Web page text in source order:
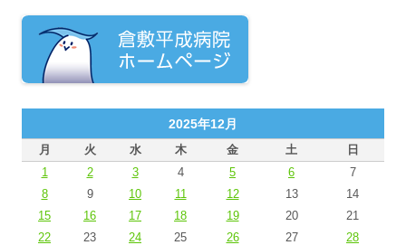
2025年12月
月 火 水 木 金 土 日
1 2 3 4 5 6
7
8
9 10 11 12 13
14
15
16 17 18 19 20
21
22
23 24 25 26 27
28